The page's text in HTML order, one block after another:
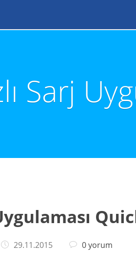
Sarj
29.11.2015 0 yorum